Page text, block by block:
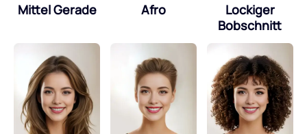
Mittel Gerade Afro
Lockiger
Bobschnitt